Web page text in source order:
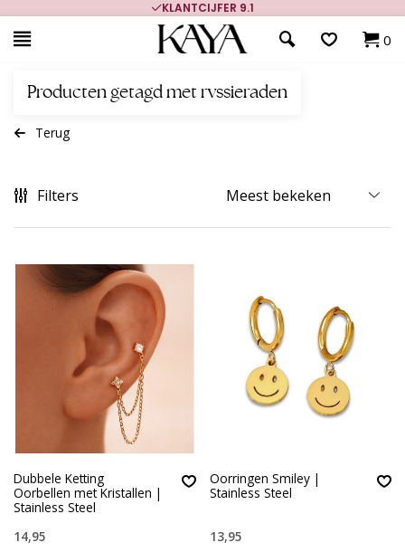
KLANTCIJFER 9.1
0
Producten getagd met rvssieraden
Terug
Filters
Dubbele Ketting
Oorbellen met Kristallen |
Stainless Steel
14,95
Oorringen Smiley |
Stainless Steel
13,95